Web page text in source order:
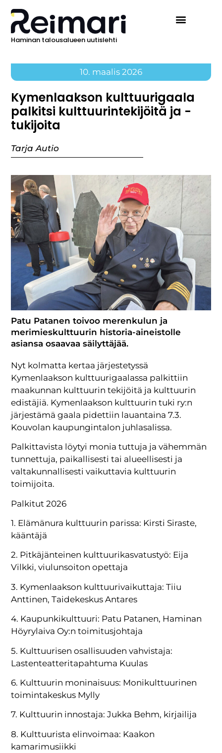
Haminan talousalueen uutislehti
10. maalis 2026
Kymenlaakson kulttuurigaala
palkitsi kulttuurintekijöitä ja -
tukijoita
Tarja Autio
Patu Patanen toivoo merenkulun ja
merimieskulttuurin historia-aineistolle
asiansa osaavaa säilyttäjää.
Nyt kolmatta kertaa järjestetyssä
Kymenlaakson kulttuurigaalassa palkittiin
maakunnan kulttuurin tekijöitä ja kulttuurin
edistäjiä. Kymenlaakson kulttuurin tuki ry:n
järjestämä gaala pidettiin lauantaina 7.3.
Kouvolan kaupungintalon juhlasalissa.
Palkittavista löytyi monia tuttuja ja vähemmän
tunnettuja, paikallisesti tai alueellisesti ja
valtakunnallisesti vaikuttavia kulttuurin
toimijoita.
Palkitut 2026
1. Elämänura kulttuurin parissa: Kirsti Siraste,
kääntäjä
2. Pitkäjänteinen kulttuurikasvatustyö: Eija
Vilkki, viulunsoiton opettaja
3. Kymenlaakson kulttuurivaikuttaja: Tiiu
Anttinen, Taidekeskus Antares
4. Kaupunkikulttuuri: Patu Patanen, Haminan
Höyrylaiva Oy:n toimitusjohtaja
5. Kulttuurisen osallisuuden vahvistaja:
Lastenteatteritapahtuma Kuulas
6. Kulttuurin moninaisuus: Monikulttuurinen
toimintakeskus Mylly
7. Kulttuurin innostaja: Jukka Behm, kirjailija
8. Kulttuurista elinvoimaa: Kaakon
kamarimusiikki